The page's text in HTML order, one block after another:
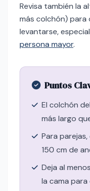
Revisa también la
más colchón) para
levantarse,
persona mayor.
Puntos
El colchón
más largo
Para
150 cm de
Deja al
la cama